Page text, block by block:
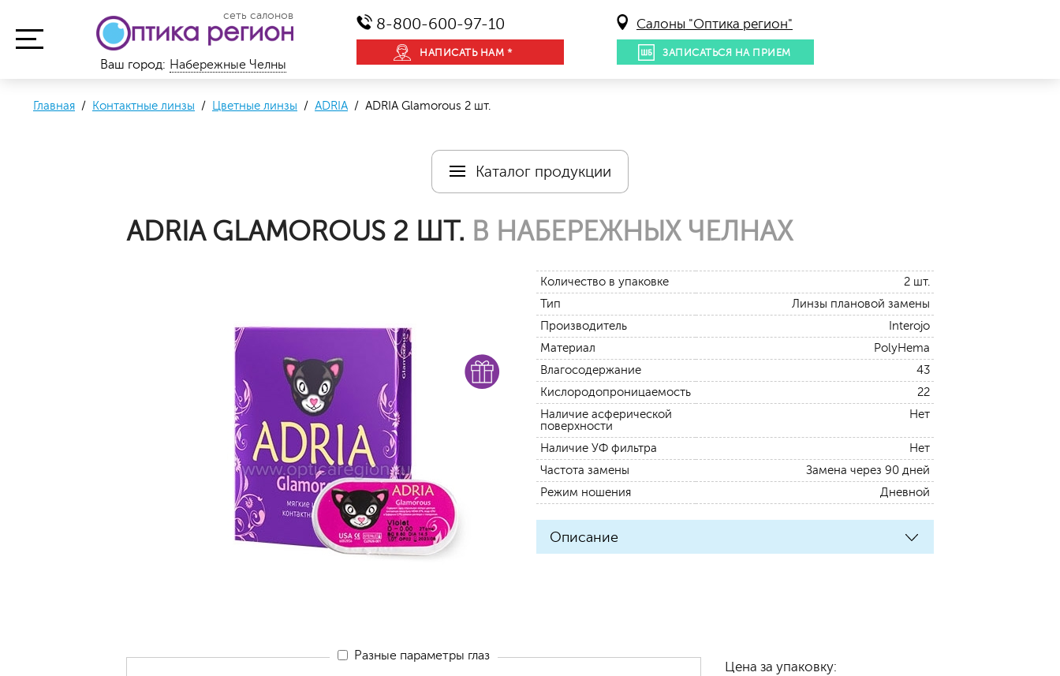
сеть салонов 8-800-600-97-10
НАПИСАТЬ НАМ *
Салоны "Оптика регион"
ЗАПИСАТЬСЯ НА ПРИЕМ
Ваш город: Набережные Челны
Главная / Контактные линзы / Цветные линзы / ADRIA / ADRIA Glamorous 2 шт.
Каталог продукции
ADRIA GLAMOROUS 2 ШТ. В НАБЕРЕЖНЫХ ЧЕЛНАХ
Количество в упаковке
2 шт.
Тип
Линзы плановой замены
Производитель
Interojo
Материал
PolyHema
Влагосодержание
43
Кислородопроницаемость
22
Наличие асферической
поверхности
Нет
Наличие УФ фильтра
Нет
Частота замены
Замена через 90 дней
Режим ношения
Дневной
Описание
Разные параметры глаз
Цена за упаковку: